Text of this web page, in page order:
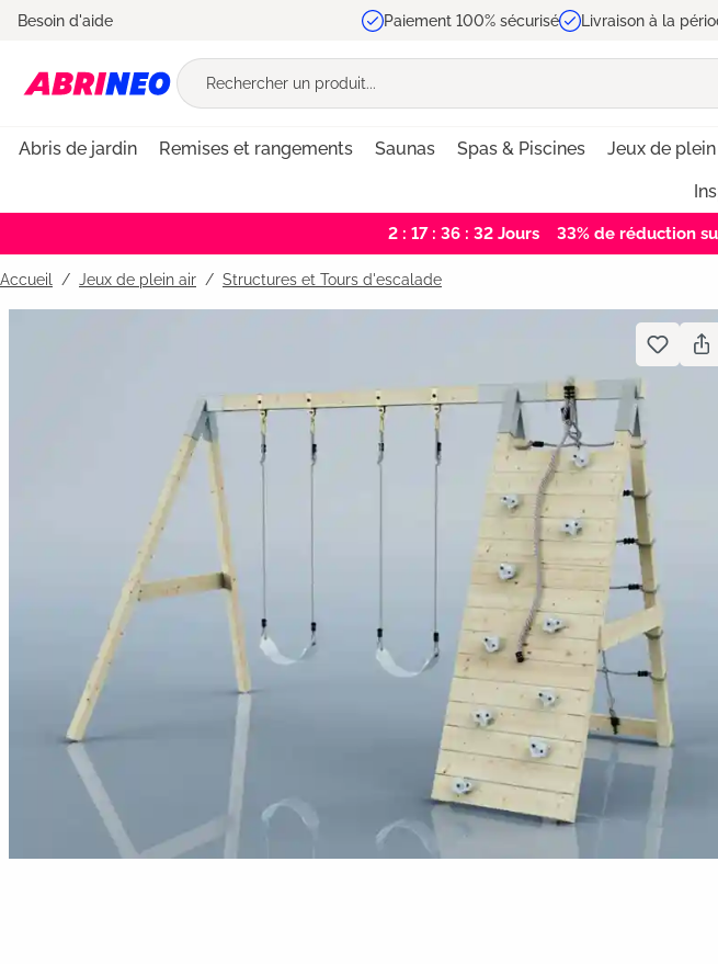
Passer à la navigation principale
Besoin d'aide Paiement 100% sécurisé Livraison à la
Abris de jardin Remises et rangements Saunas Spas & Piscines Jeux de
2 : 17 : 36 : 31Jours 33% de réduction
Accueil Jeux de plein air / Structures et Tours d'escalade